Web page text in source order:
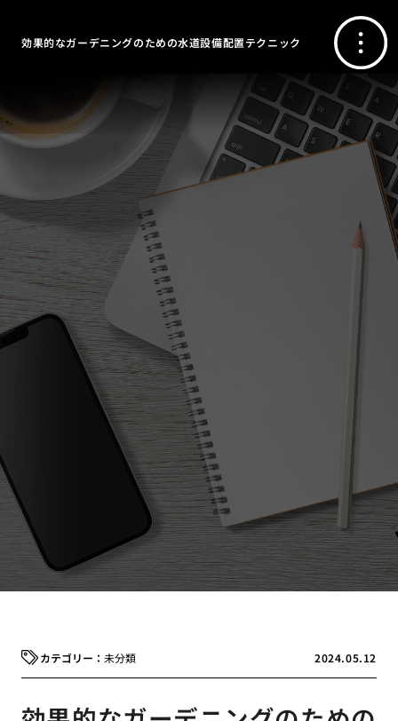
効果的なガーデニングのための水道設備配置テクニック
2024.05.12
未分類